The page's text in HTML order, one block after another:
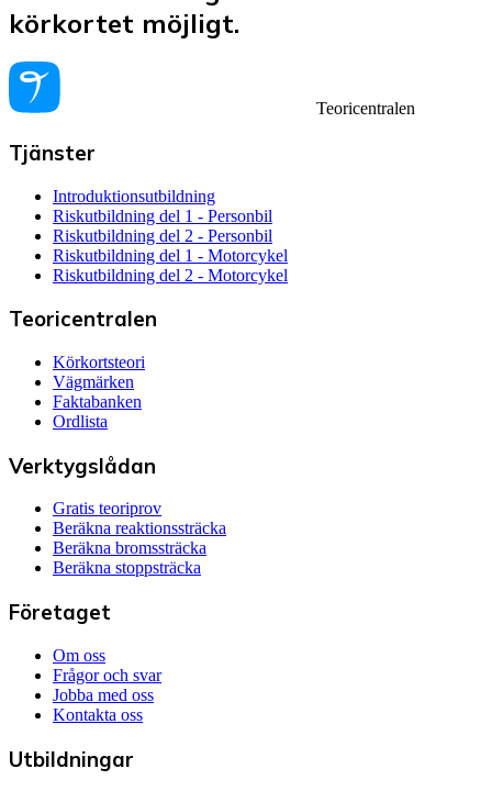
körkortet möjligt.
Teoricentralen
Tjänster
Introduktionsutbildning
Riskutbildning del 1 - Personbil
Riskutbildning del 2 - Personbil
Riskutbildning del 1 - Motorcykel
Riskutbildning del 2 - Motorcykel
Teoricentralen
Körkortsteori
Vägmärken
Faktabanken
Ordlista
Verktygslådan
Gratis teoriprov
Beräkna reaktionssträcka
Beräkna bromssträcka
Beräkna stoppsträcka
Företaget
Om oss
Frågor och svar
Jobba med oss
Kontakta oss
Utbildningar